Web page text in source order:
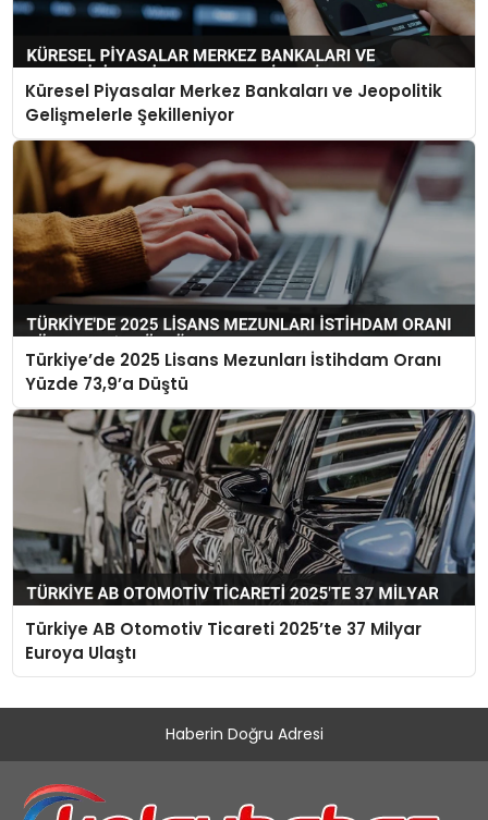
Küresel Piyasalar Merkez Bankaları ve Jeopolitik
Gelişmelerle Şekilleniyor
Türkiye’de 2025 Lisans Mezunları İstihdam Oranı
Yüzde 73,9’a Düştü
Türkiye AB Otomotiv Ticareti 2025’te 37 Milyar
Euroya Ulaştı
Haberin Doğru Adresi